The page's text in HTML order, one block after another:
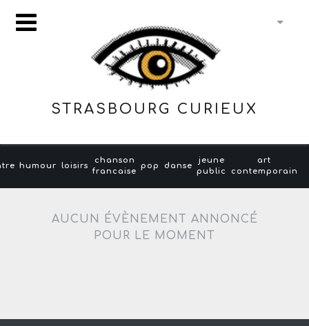
STRASBOURG CURIEUX
humour loisirs
chanson
francaise
pop danse
jeune
public
art
contemporain
AUCUN ÉVÈNEMENT ANNONCÉ
POUR LE MOMENT